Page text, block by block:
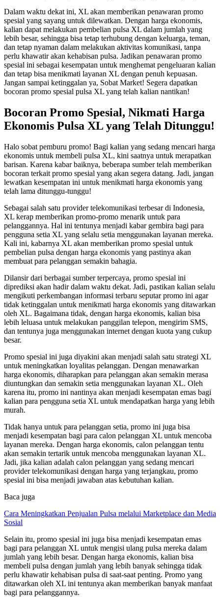
Dalam waktu dekat ini, XL akan memberikan penawaran promo
spesial yang sayang untuk dilewatkan. Dengan harga ekonomis,
kalian dapat melakukan pembelian pulsa XL dalam jumlah yang
lebih besar, sehingga bisa tetap terhubung dengan keluarga, teman,
dan tetap nyaman dalam melakukan aktivitas komunikasi, tanpa
perlu khawatir akan kehabisan pulsa. Jadikan penawaran promo
spesial ini sebagai kesempatan untuk menghemat pengeluaran kalian
dan tetap bisa menikmati layanan XL dengan penuh kepuasan.
Jangan sampai ketinggalan ya, Sobat Market! Segera dapatkan
bocoran promo spesial pulsa XL yang telah kalian nantikan!
Bocoran Promo Spesial, Nikmati Harga
Ekonomis Pulsa XL yang Telah Ditunggu!
Halo sobat pemburu promo! Bagi kalian yang sedang mencari harga
ekonomis untuk membeli pulsa XL, kini saatnya untuk merapatkan
barisan. Karena kabar baiknya, beberapa sumber telah memberikan
bocoran terkait promo spesial yang akan segera datang. Jadi, jangan
lewatkan kesempatan ini untuk menikmati harga ekonomis yang
telah lama ditunggu-tunggu!
Sebagai salah satu provider telekomunikasi terbesar di Indonesia,
XL kerap memberikan promo-promo menarik untuk para
pelanggannya. Hal ini tentunya menjadi kabar gembira bagi para
pengguna setia XL yang selalu setia menggunakan layanan mereka.
Kali ini, kabarnya XL akan memberikan promo spesial untuk
pembelian pulsa dengan harga ekonomis yang pastinya akan
membuat para pelanggan semakin bahagia.
Dilansir dari berbagai sumber terpercaya, promo spesial ini
diprediksi akan hadir dalam waktu dekat. Jadi, pastikan kalian selalu
mengikuti perkembangan informasi terbaru seputar promo ini agar
tidak ketinggalan untuk menikmati harga ekonomis yang ditawarkan
oleh XL. Bagaimana tidak, dengan harga ekonomis, kalian bisa
lebih leluasa untuk melakukan panggilan telepon, mengirim SMS,
dan tentunya juga menggunakan internet dengan kuota yang cukup
besar.
Promo spesial ini juga diyakini akan menjadi salah satu strategi XL
untuk meningkatkan loyalitas pelanggan. Dengan menawarkan
harga ekonomis, diharapkan para pelanggan akan semakin merasa
diuntungkan dan semakin setia menggunakan layanan XL. Oleh
karena itu, promo ini nantinya akan menjadi kesempatan emas bagi
kalian para pengguna setia XL untuk mendapatkan harga yang lebih
murah.
Tidak hanya untuk para pelanggan setia, promo ini juga bisa
menjadi kesempatan bagi para calon pelanggan XL untuk mencoba
layanan mereka. Dengan harga ekonomis, calon pelanggan tentu
akan semakin tertarik untuk mencoba menggunakan layanan XL.
Jadi, jika kalian adalah calon pelanggan yang sedang mencari
provider telekomunikasi dengan harga yang terjangkau, promo
spesial ini bisa menjadi jawaban atas kebutuhan kalian.
Baca juga
Cara Meningkatkan Penjualan Pulsa melalui Marketplace dan Media
Sosial
Selain itu, promo spesial ini juga bisa menjadi kesempatan emas
bagi para pelanggan XL untuk mengisi ulang pulsa mereka dalam
jumlah yang lebih besar. Dengan harga ekonomis, kalian bisa
membeli pulsa dengan jumlah yang lebih banyak sehingga tidak
perlu khawatir kehabisan pulsa di saat-saat penting. Promo yang
ditawarkan oleh XL ini tentunya akan memberikan banyak manfaat
bagi para pelanggannya.